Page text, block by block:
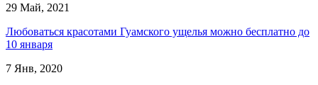
29 Май, 2021
Любоваться красотами Гуамского ущелья можно бесплатно до
10 января
7 Янв, 2020